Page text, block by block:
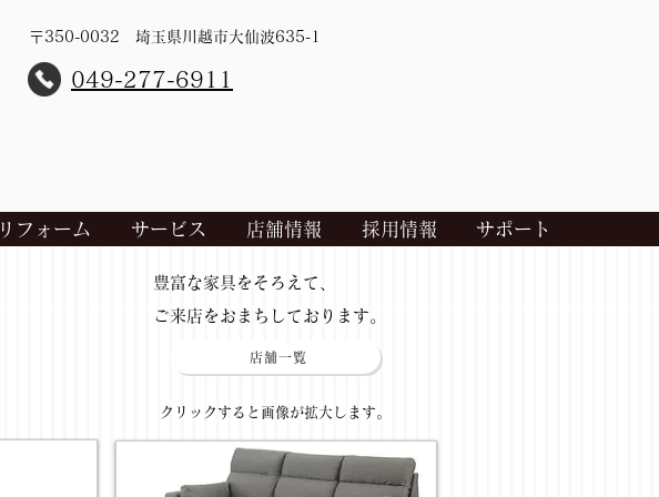
〒350-0032 埼玉県川越市大仙波635-1
​049-277-6911
リフォーム サービス 店舗情報 採用情報 サポート
​豊富な家具をそろえて、
ご来店をおまちしております。
店舗一覧
​クリックすると画像が拡大します。